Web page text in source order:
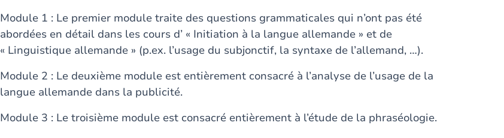
Module 1 : Le premier module traite des questions grammaticales qui n’ont pas été
abordées en détail dans les cours d’ « Initiation à la langue allemande » et de
« Linguistique allemande » (p.ex. l’usage du subjonctif, la syntaxe de l’allemand, …).
Module 2 : Le deuxième module est entièrement consacré à l’analyse de l’usage de la
langue allemande dans la publicité.
Module 3 : Le troisième module est consacré entièrement à l’étude de la phraséologie.